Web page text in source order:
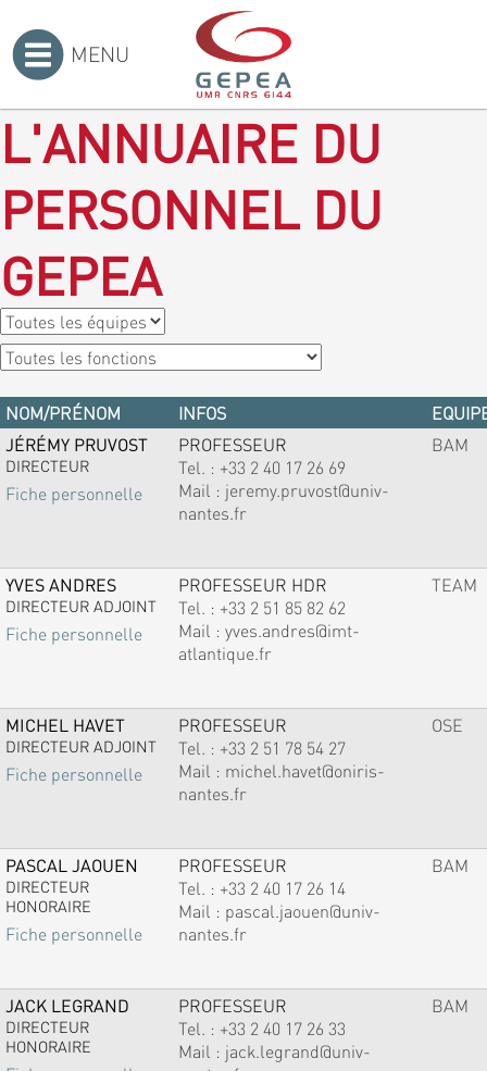
MENU
L'ANNUAIRE DU
PERSONNEL DU
GEPEA
NOM/PRÉNOM INFOS
JÉRÉMY PRUVOST
DIRECTEUR
Fiche personnelle
PROFESSEUR
Tel. : +33 2 40 17 26 69
Mail : jeremy.pruvost@univ-
nantes.fr
BAM
YVES ANDRES
DIRECTEUR ADJOINT
Fiche personnelle
PROFESSEUR HDR
Tel. : +33 2 51 85 82 62
Mail : yves.andres@imt-
atlantique.fr
TEAM
MICHEL HAVET
DIRECTEUR ADJOINT
Fiche personnelle
PROFESSEUR
Tel. : +33 2 51 78 54 27
Mail : michel.havet@oniris-
nantes.fr
OSE
PASCAL JAOUEN
DIRECTEUR
HONORAIRE
Fiche personnelle
PROFESSEUR
Tel. : +33 2 40 17 26 14
Mail : pascal.jaouen@univ-
nantes.fr
BAM
JACK LEGRAND
DIRECTEUR
HONORAIRE
PROFESSEUR
Tel. : +33 2 40 17 26 33
Mail : jack.legrand@univ-
BAM